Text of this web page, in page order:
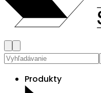
Produkty